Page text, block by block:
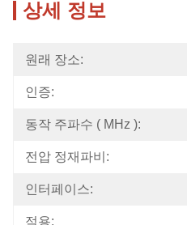
상세 정보
원래 장소:
인증:
동작 주파수 ( MHz ):
전압 정재파비:
인터페이스:
적용: